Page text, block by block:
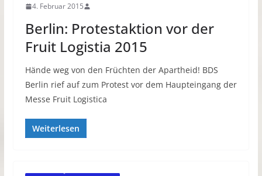
4. Februar 2015
Berlin: Protestaktion vor der
Fruit Logistia 2015
Hände weg von den Früchten der Apartheid! BDS
Berlin rief auf zum Protest vor dem Haupteingang der
Messe Fruit Logistica
Weiterlesen